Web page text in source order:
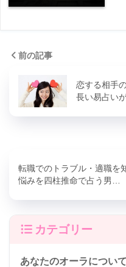
前の記事
恋する相手
長い易占い
転職でのトラブル・適職を
悩みを四柱推命で占う男…
カテゴリー
あなたのオーラについて